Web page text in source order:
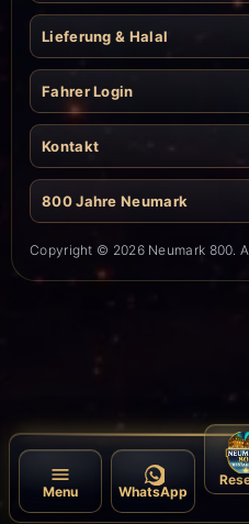
Menu WhatsApp
Lieferung & Halal
Fahrer Login
Kontakt
800 Jahre Neumark
Copyright © 2026 Neumark 800.